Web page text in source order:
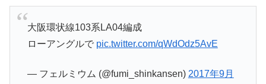
大阪環状線103系LA04編成
ローアングルで pic.twitter.com/qWdOdz5AvE
— フェルミウム (@fumi_shinkansen) 2017年9月